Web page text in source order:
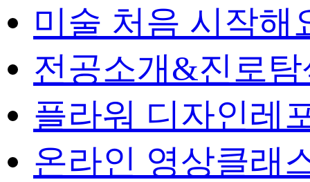
미술 처음 시작해
전공소개&진로
플라워 디자인레
온라인 영상클래